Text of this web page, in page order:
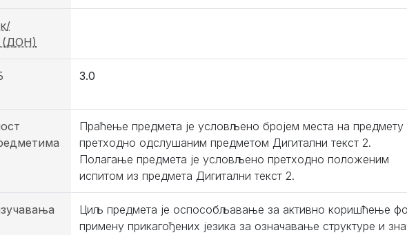
(ДОН)
3.0
Праћење предмета је условљено бројем места на предмету
претходно одслушаним предметом Дигитални текст 2.
Полагање предмета је условљено претходно положеним
испитом из предмета Дигитални текст 2.
Циљ предмета је оспособљавање за активно коришћење
примену прикагођених језика за означавање структуре и